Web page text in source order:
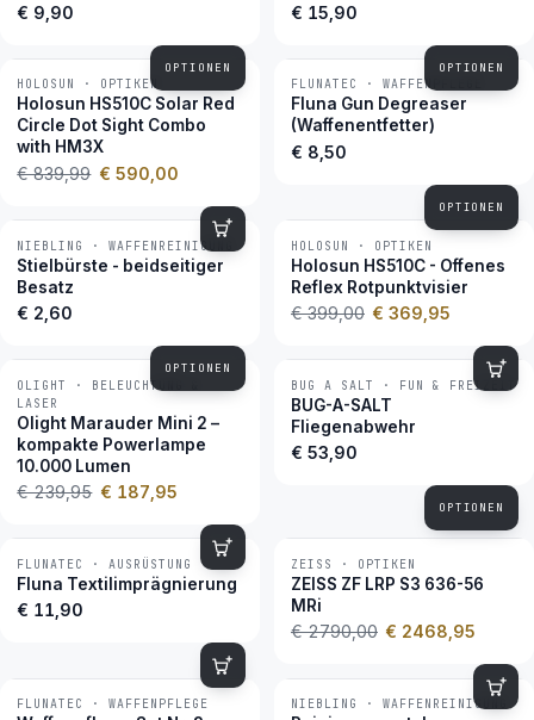
€ 9,90
OPTIONEN
€ 15,90
OPTIONEN
−30 %
HOLOSUN · OPTIKEN
Holosun HS510C Solar Red
Circle Dot Sight Combo
with HM3X
€ 839,99 € 590,00
BESTSELLER
FLUNATEC · WAFFENPFLEGE
Fluna Gun Degreaser
(Waffenentfetter)
€ 8,50
OPTIONEN
BESTSELLER
NIEBLING · WAFFENREINIGUNG
Stielbürste - beidseitiger
Besatz
€ 2,60
OPTIONEN
−7 %
HOLOSUN · OPTIKEN
Holosun HS510C - Offenes
Reflex Rotpunktvisier
€ 399,00 € 369,95
−22 %
OLIGHT · BELEUCHTUNG &
LASER
Olight Marauder Mini 2 –
kompakte Powerlampe
10.000 Lumen
€ 239,95 € 187,95
BESTSELLER
BUG A SALT · FUN & FREIZEIT
BUG-A-SALT
Fliegenabwehr
€ 53,90
OPTIONEN
BESTSELLER
FLUNATEC · AUSRÜSTUNG
Fluna Textilimprägnierung
€ 11,90
−12 %
ZEISS · OPTIKEN
ZEISS ZF LRP S3 636-56
MRi
€ 2790,00 € 2468,95
BESTSELLER
FLUNATEC · WAFFENPFLEGE BESTSELLER
NIEBLING · WAFFENREINIGUNG